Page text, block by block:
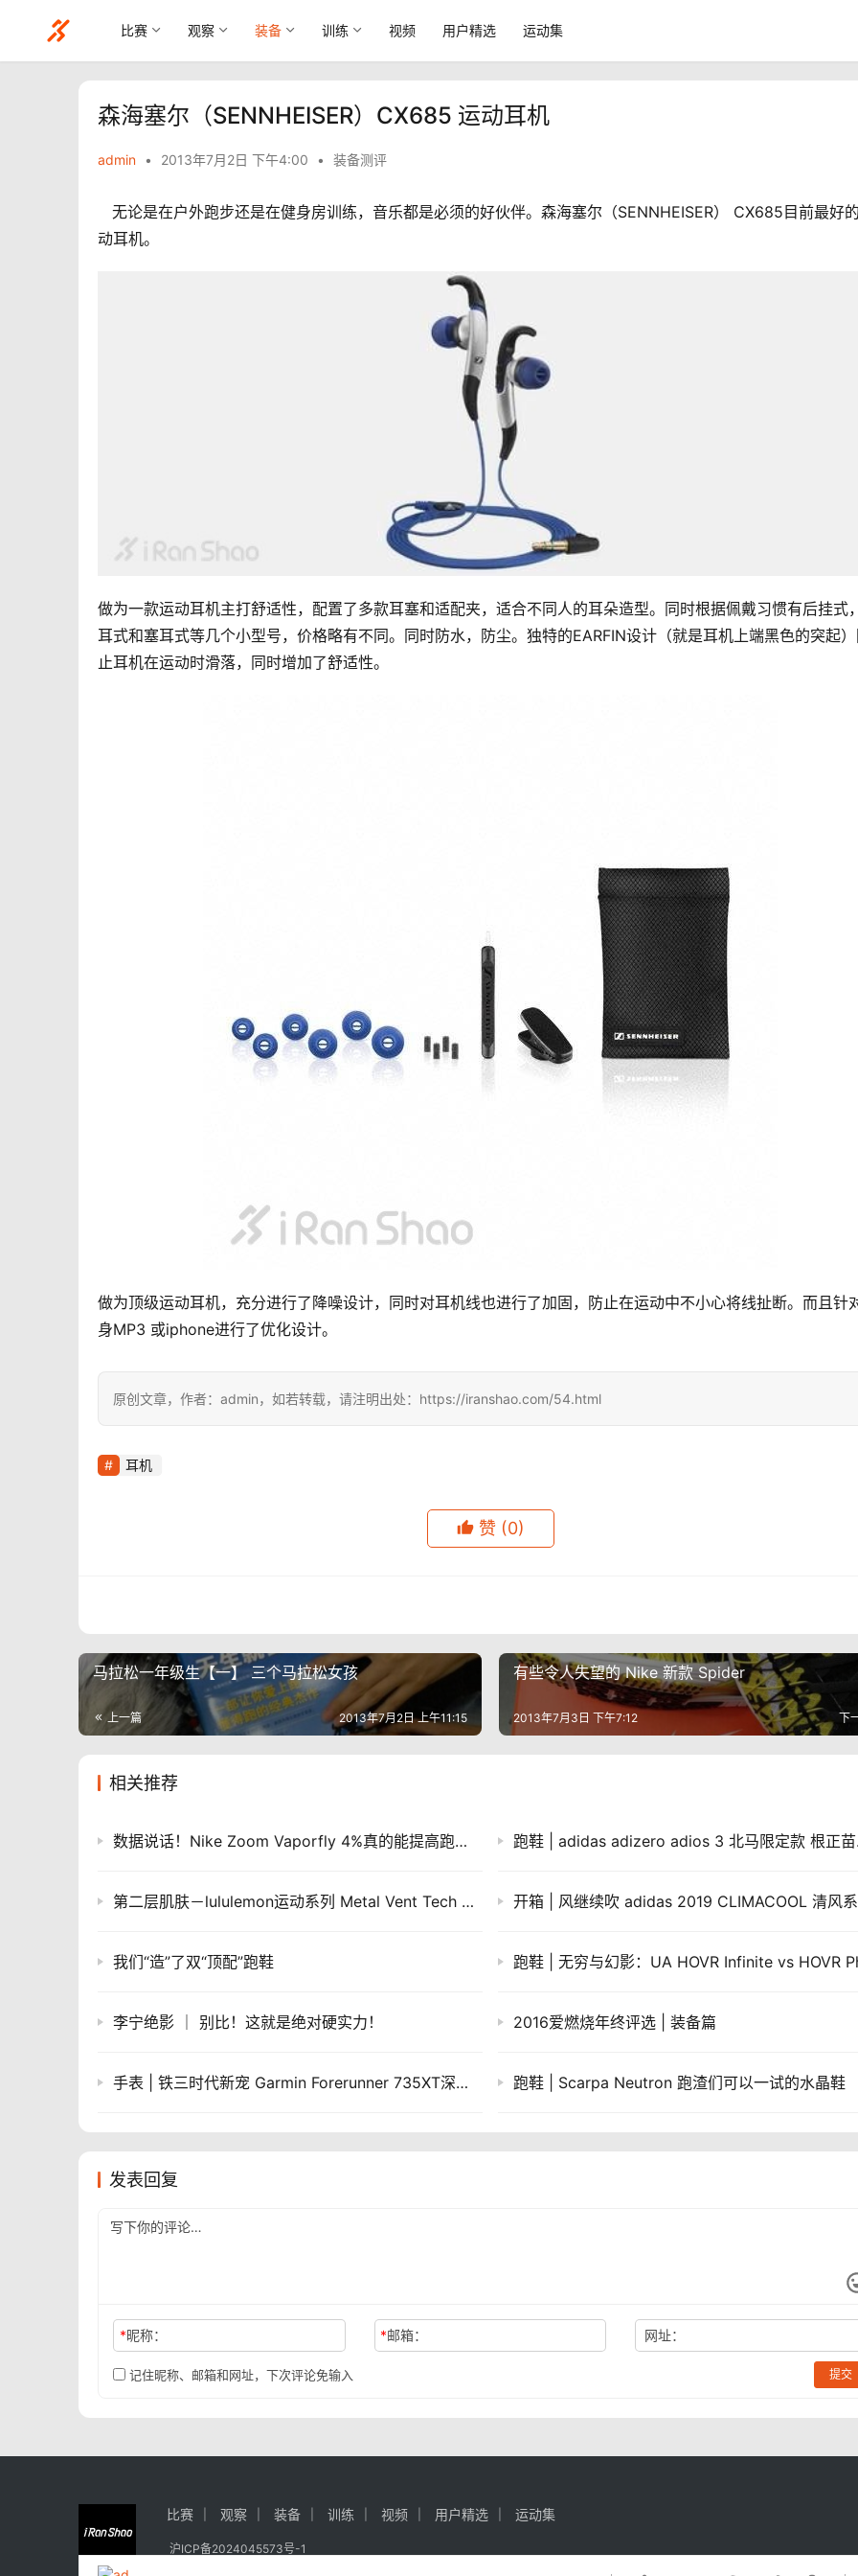
比赛 观察 装备 训练 视频 用户精选 运动集
森海塞尔（SENNHEISER）CX685 运动耳机
admin • 2013年7月2日 下午4:00 • 装备测评
动耳机。
做为一款运动耳机主打舒适性，配置了多款耳塞和适配夹，适合不同人的耳朵造型。同时根据佩戴习惯有后挂式
耳式和塞耳式等几个小型号，价格略有不同。同时防水，防尘。独特的EARFIN设计（就是耳机上端黑色的突起
止耳机在运动时滑落，同时增加了舒适性。
做为顶级运动耳机，充分进行了降噪设计，同时对耳机线也进行了加固，防止在运动中不小心将线扯断。而且针
身MP3 或iphone进行了优化设计。
原创文章，作者：admin，如若转载，请注明出处：https://iranshao.com/54.html
耳机
赞 (0)
马拉松一年级生【一】 三个马拉松女孩
上一篇 2013年7月2日 上午11:15
有些令人失望的 Nike 新款 Spider
下
2013年7月3日 下午7:12
相关推荐
数据说话！Nike Zoom Vaporfly 4%真的能提高跑步效率么 跑鞋
第二层肌肤－lululemon运动系列 Metal Vent Tech T恤试穿评测
我们“造”了双“顶配”跑鞋
李宁绝影 ｜ 别比！这就是绝对硬实力！ 2016爱燃烧年终评选 | 装备篇
手表 | 铁三时代新宠 Garmin Forerunner 735XT深度评测（二） 跑鞋 | Scarpa Neutron 跑渣们可以一试的水晶鞋
发表回复
*昵称： *邮箱： 网址：
记住昵称、邮箱和网址，下次评论免输入 提交
比赛 观察 装备 训练 视频 用户精选 运动集
沪ICP备2024045573号-1